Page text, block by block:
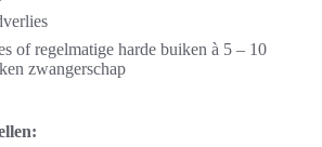
of regelmatige harde buiken à 5 – 10
zwangerschap